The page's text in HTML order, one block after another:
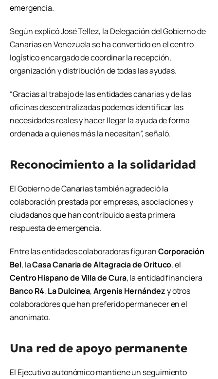
emergencia.
Según explicó José Téllez, la Delegación del Gobierno de
Canarias en Venezuela se ha convertido en el centro
logístico encargado de coordinar la recepción,
organización y distribución de todas las ayudas.
“Gracias al trabajo de las entidades canarias y de las
oficinas descentralizadas podemos identificar las
necesidades reales y hacer llegar la ayuda de forma
ordenada a quienes más la necesitan”, señaló.
Reconocimiento a la solidaridad
El Gobierno de Canarias también agradeció la
colaboración prestada por empresas, asociaciones y
ciudadanos que han contribuido a esta primera
respuesta de emergencia.
Entre las entidades colaboradoras figuranCorporación
Bel, laCasa Canaria de Altagracia de Orituco, el
Centro Hispano de Villa de Cura, la entidad financiera
Banco R4, La Dulcinea,Argenis Hernándezy otros
colaboradores que han preferido permanecer en el
anonimato.
Una red de apoyo permanente
El Ejecutivo autonómico mantiene un seguimiento